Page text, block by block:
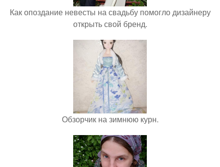
Как опоздание невесты на свадьбу помогло дизайнеру
открыть свой бренд.
Обзорчик на зимнюю курн.